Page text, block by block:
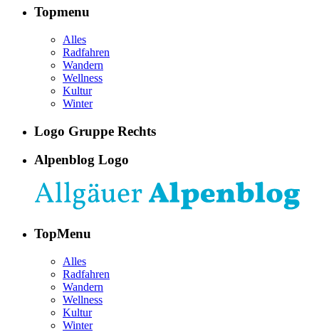
Topmenu
Alles
Radfahren
Wandern
Wellness
Kultur
Winter
Logo Gruppe Rechts
Alpenblog Logo
TopMenu
Alles
Radfahren
Wandern
Wellness
Kultur
Winter